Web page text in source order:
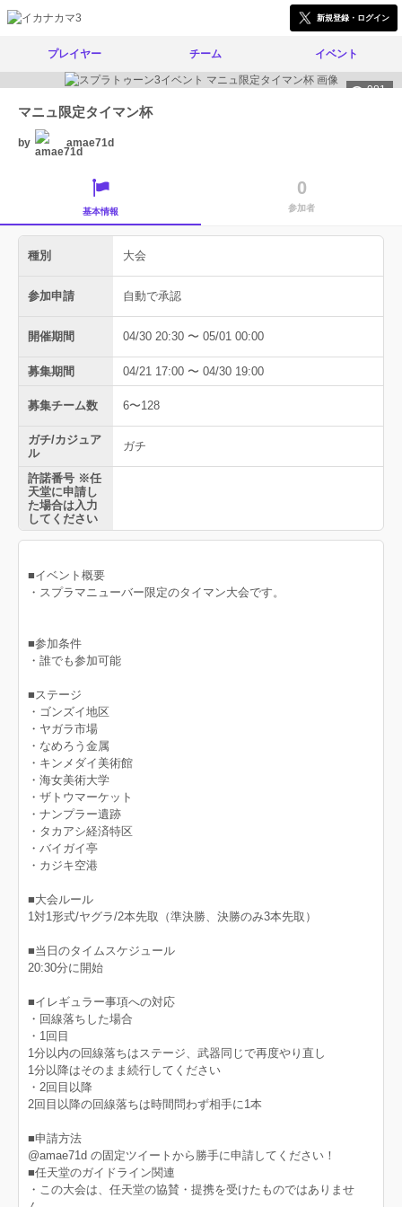
新規登録・ログイン
プレイヤー チーム イベント
981
マニュ限定タイマン杯
by amae71d
基本情報
0
参加者
種別 大会
参加申請 自動で承認
開催期間 04/30 20:30 〜 05/01 00:00
募集期間 04/21 17:00 〜 04/30 19:00
募集チーム数 6〜128
ガチ/カジュア
ル
ガチ
許諾番号 ※任
天堂に申請し
た場合は入力
してください
■イベント概要
・スプラマニューバー限定のタイマン大会です。
■参加条件
・誰でも参加可能
■ステージ
・ゴンズイ地区
・ヤガラ市場
・なめろう金属
・キンメダイ美術館
・海女美術大学
・ザトウマーケット
・ナンプラー遺跡
・タカアシ経済特区
・バイガイ亭
・カジキ空港
■大会ルール
1対1形式/ヤグラ/2本先取（準決勝、決勝のみ3本先取）
■当日のタイムスケジュール
20:30分に開始
■イレギュラー事項への対応
・回線落ちした場合
・1回目
1分以内の回線落ちはステージ、武器同じで再度やり直し
1分以降はそのまま続行してください
・2回目以降
2回目以降の回線落ちは時間問わず相手に1本
■申請方法
@amae71d の固定ツイートから勝手に申請してください！
■任天堂のガイドライン関連
・この大会は、任天堂の協賛・提携を受けたものではありませ